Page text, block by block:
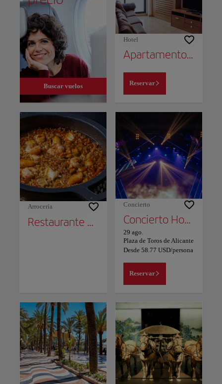
Buscar vuelos
Hotel
Apartamento San Roman
Reservar
Arrocería
Restaurante Dársena
Concierto
Concierto Hombres G - Los Mejores Años de nuestra vida
29 ago.
Plaza de Toros de Alicante
Desde 58.77 USD/persona
Reservar